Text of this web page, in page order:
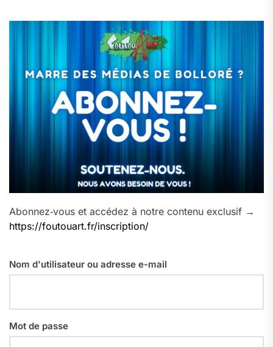
Abonnez‑vous et accédez à notre contenu exclusif →
https://foutouart.fr/inscription/
Nom d'utilisateur ou adresse e-mail
Mot de passe